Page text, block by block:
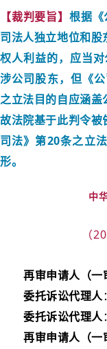
【裁判要旨】 根据
司法人独立地位和
权人利益的，应当
涉公司股东，但《
之立法目的自应涵盖
故法院基于此判令
司法》第20条之立
形。
中
（
再审申请人（一
委托诉讼代理人
委托诉讼代理人
再审申请人（一